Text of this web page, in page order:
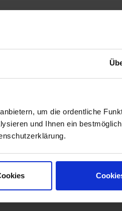
um die ordentliche
und Ihnen ein
Adventure